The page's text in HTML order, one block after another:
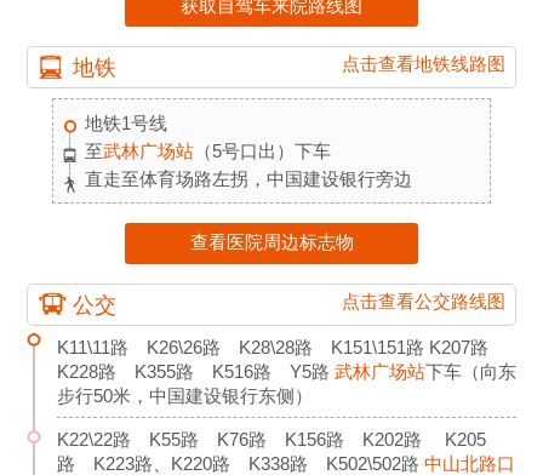
获取自驾车来院路线图
地铁 点击查看地铁线路图
地铁1号线
至武林广场站 （5号口出）下车
直走至体育场路左拐，中国建设银行旁边
查看医院周边标志物
公交 点击查看公交路线图
K11\11路 K26\26路 K28\28路 K151\151路 K207路
K228路 K355路 K516路 Y5路 武林广场站下车（向东
步行50米，中国建设银行东侧）
K22\22路 K55路 K76路 K156路 K202路 K205
路 K223路、K220路 K338路 K502\502路 中山北路口